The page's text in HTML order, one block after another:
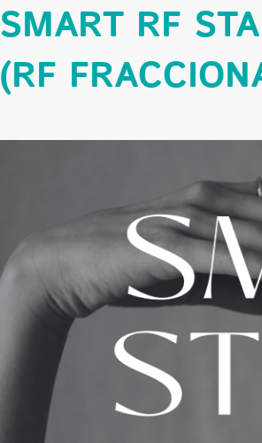
SMART RF
(RF